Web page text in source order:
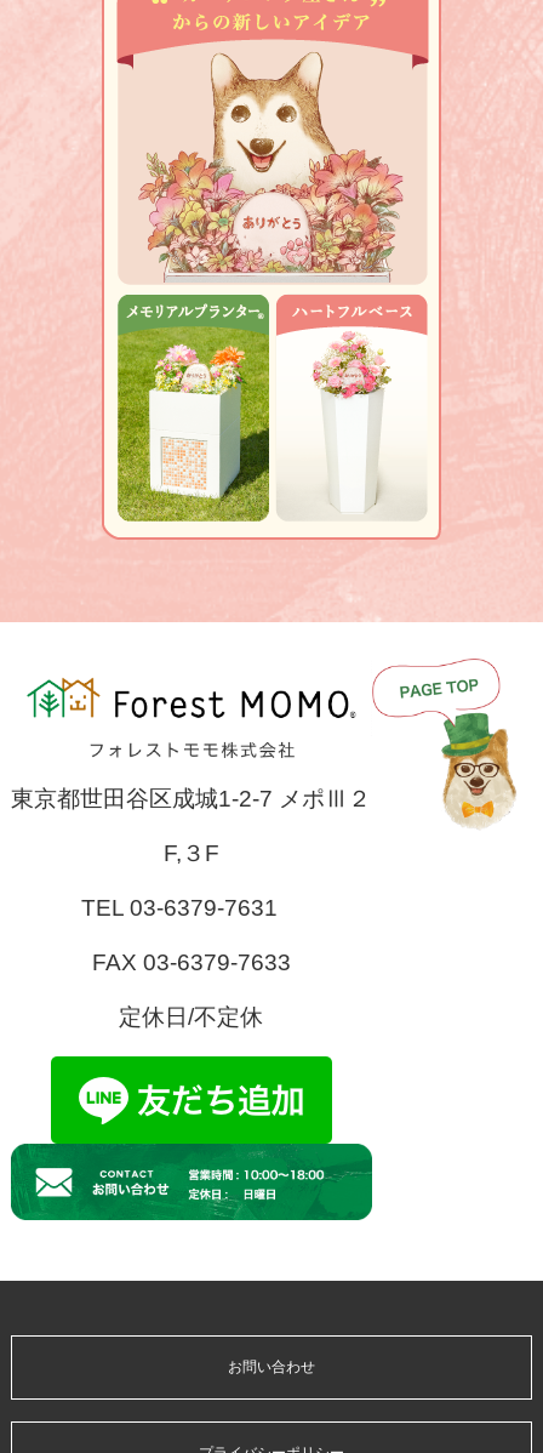
東京都世田谷区成城1-2-7 メポⅢ２
F,３F
TEL 03-6379-7631
FAX 03-6379-7633
定休日/不定休
お問い合わせ